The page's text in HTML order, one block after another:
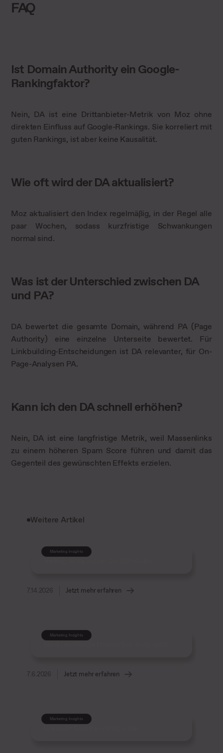
FAQ
Ist Domain Authority ein Google-
Rankingfaktor?
Nein, DA ist eine Drittanbieter-Metrik von Moz ohne
direkten Einfluss auf Google-Rankings. Sie korreliert mit
guten Rankings, ist aber keine Kausalität.
Wie oft wird der DA aktualisiert?
Moz aktualisiert den Index regelmäßig, in der Regel alle
paar Wochen, sodass kurzfristige Schwankungen
normal sind.
Was ist der Unterschied zwischen DA
und PA?
DA bewertet die gesamte Domain, während PA (Page
Authority) eine einzelne Unterseite bewertet. Für
Linkbuilding-Entscheidungen ist DA relevanter, für On-
Page-Analysen PA.
Kann ich den DA schnell erhöhen?
Nein, DA ist eine langfristige Metrik, weil Massenlinks
zu einem höheren Spam Score führen und damit das
Gegenteil des gewünschten Effekts erzielen.
Weitere Artikel
Marketing Insights
7.14.2026 Jetzt mehr erfahren
Marketing Insights
7.6.2026 Jetzt mehr erfahren
Marketing Insights